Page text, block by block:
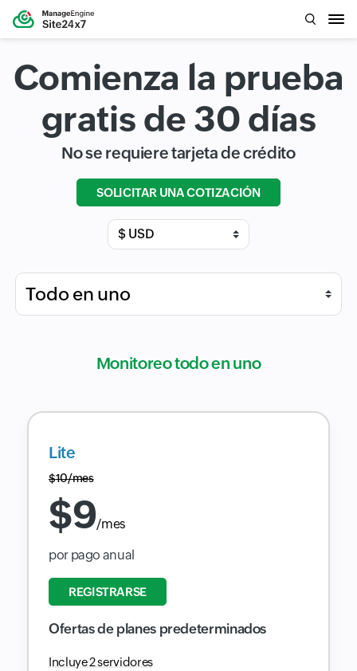
Comienza la prueba
gratis de 30 días
No se requiere tarjeta de crédito
SOLICITAR UNA COTIZACIÓN
Input field
Monitoreo todo en uno
Lite
$10/mes
$9/mes
por pago anual
REGISTRARSE
Ofertas de planes predeterminados
Incluye 2 servidores